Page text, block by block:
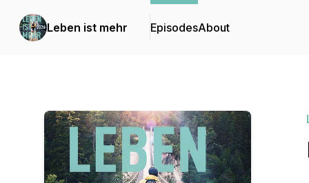
Leben ist mehr EpisodesAbout